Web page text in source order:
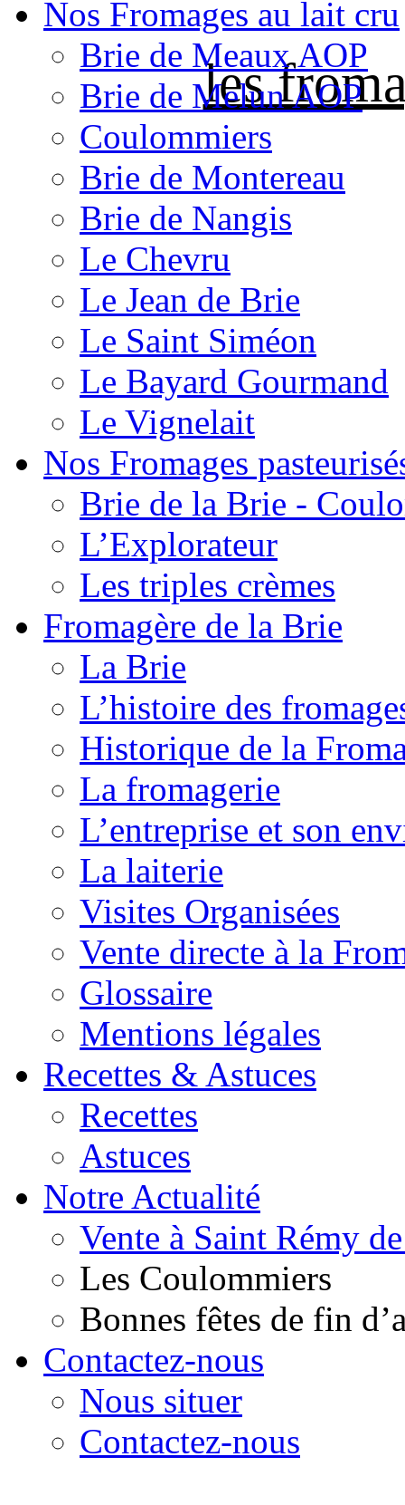
les
Nos Fromages au lait cru
Brie de Meaux AOP
Brie de Melun AOP
Coulommiers
Brie de Montereau
Brie de Nangis
Le Chevru
Le Jean de Brie
Le Saint Siméon
Le Bayard Gourmand
Le Vignelait
Nos Fromages
Brie de la Brie -
L’Explorateur
Les triples crèmes
Fromagère de la Brie
La Brie
L’histoire des
Historique de la
La fromagerie
L’entreprise et son
La laiterie
Visites Organisées
Vente directe à la
Glossaire
Mentions légales
Recettes & Astuces
Recettes
Astuces
Notre Actualité
Vente à Saint Rémy
Les Coulommiers
Bonnes fêtes de fin
Contactez-nous
Nous situer
Contactez-nous